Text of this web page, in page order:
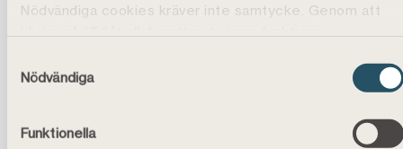
Nödvändiga cookies kräver inte samtycke. Genom att
Du kan läsa mer, ändra dina val eller återkalla
behandlar dina personuppgifter, läs mer i
Nödvändiga
Funktionella
BÖRJA SPARA
Buffertsparande skapar trygghet att klara